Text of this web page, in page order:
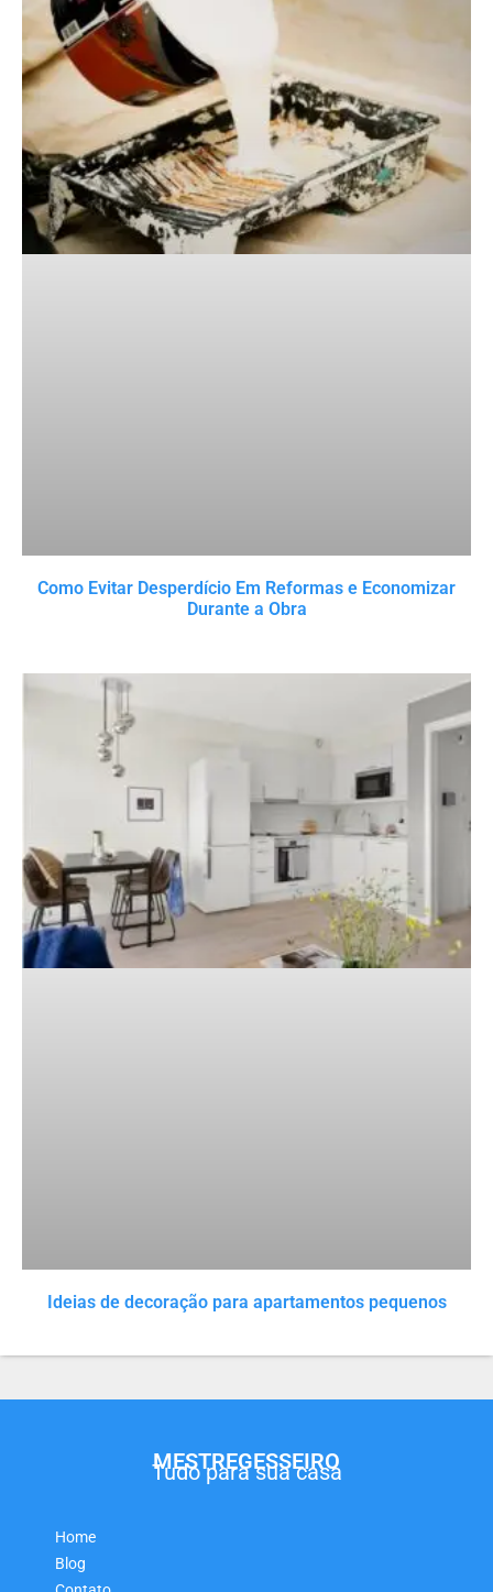
Como Evitar Desperdício Em Reformas e Economizar
Durante a Obra
Ideias de decoração para apartamentos pequenos
MESTREGESSEIRO
Tudo para sua casa
Home
Blog